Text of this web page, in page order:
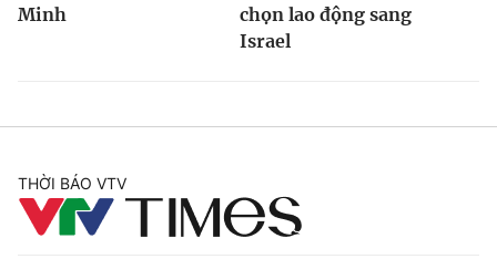
Minh
chọn lao động sang
Israel
THỜI BÁO VTV